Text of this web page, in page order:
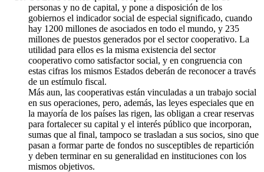
personas y no de capital, y pone a disposición de los
gobiernos el indicador social de especial significado, cuando
hay 1200 millones de asociados en todo el mundo, y 235
millones de puestos generados por el sector cooperativo. La
utilidad para ellos es la misma existencia del sector
cooperativo como satisfactor social, y en congruencia con
estas cifras los mismos Estados deberán de reconocer a través
de un estímulo fiscal.
Más aun, las cooperativas están vinculadas a un trabajo social
en sus operaciones, pero, además, las leyes especiales que en
la mayoría de los países las rigen, las obligan a crear reservas
para fortalecer su capital y el interés público que incorporan,
sumas que al final, tampoco se trasladan a sus socios, sino que
pasan a formar parte de fondos no susceptibles de repartición
y deben terminar en su generalidad en instituciones con los
mismos objetivos.